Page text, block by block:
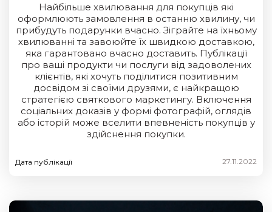
Найбільше хвилювання для покупців які
оформлюють замовлення в останню хвилину, чи
прибудуть подарунки вчасно. Зіграйте на їхньому
хвилюванні та завоюйте їх швидкою доставкою,
яка гарантовано вчасно доставить. Публікації
про ваші продукти чи послуги від задоволених
клієнтів, які хочуть поділитися позитивним
досвідом зі своїми друзями, є найкращою
стратегією святкового маркетингу. Включення
соціальних доказів у формі фотографій, оглядів
або історій може вселити впевненість покупців у
здійснення покупки.
Дата публікації 27.11.2022